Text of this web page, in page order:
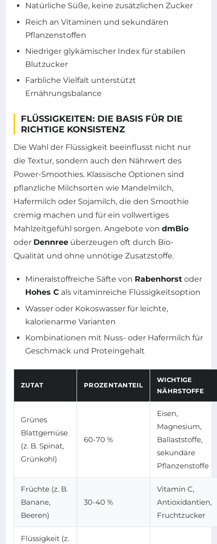
Natürliche Süße, keine zusätzlichen Zucker
Reich an Vitaminen und sekundären
Pflanzenstoffen
Niedriger glykämischer Index für stabilen
Blutzucker
Farbliche Vielfalt unterstützt
Ernährungsbalance
FLÜSSIGKEITEN: DIE BASIS FÜR DIE
RICHTIGE KONSISTENZ
Die Wahl der Flüssigkeit beeinflusst nicht nur
die Textur, sondern auch den Nährwert des
Power-Smoothies. Klassische Optionen sind
pflanzliche Milchsorten wie Mandelmilch,
Hafermilch oder Sojamilch, die den Smoothie
cremig machen und für ein vollwertiges
Mahlzeitgefühl sorgen. Angebote von dmBio
oder Dennree überzeugen oft durch Bio-
Qualität und ohne unnötige Zusatzstoffe.
Mineralstoffreiche Säfte von Rabenhorst oder
Hohes C als vitaminreiche Flüssigkeitsoption
Wasser oder Kokoswasser für leichte,
kalorienarme Varianten
Kombinationen mit Nuss- oder Hafermilch für
Geschmack und Proteingehalt
ZUTAT PROZENTANTEIL
WICHTIGE
NÄHRSTOFFE
Grünes
Blattgemüse
(z. B. Spinat,
Grünkohl)
60-70 %
Eisen,
Magnesium,
Ballaststoffe,
sekundäre
Pflanzenstoffe
Früchte (z. B.
Banane,
Beeren)
30-40 %
Vitamin C,
Antioxidantien,
Fruchtzucker
Flüssigkeit (z.